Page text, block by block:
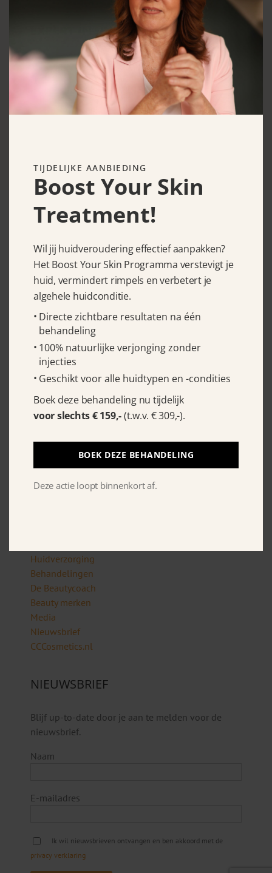
EXPERT IN HUIDVERZORGING
De Beautycoach brengt jouw natuurlijke
schoonheid naar voren door effectieve
huidverzorging en leert je hoe je er
stralend uit kunt zien.
CONTACTGEGEVENS
Levantplein 54
1019 MB Amsterdam
E-mail:info@debeautycoach.nl
Tel:06 – 29 50 10 89
KvK: 34148848
VOORWAARDEN
Privacy policy’s
Huidverzorging
Behandelingen
De Beautycoach
Beauty merken
Media
Nieuwsbrief
CCCosmetics.nl
NIEUWSBRIEF
Blijf up-to-date door je aan te melden voor de
nieuwsbrief.
Naam
E-mailadres
Ik wil nieuwsbrieven ontvangen en ben akkoord met de
privacy verklaring
TIJDELIJKE AANBIEDING
Boost Your Skin
Treatment!
Wil jij huidveroudering effectief aanpakken?
Het Boost Your Skin Programma verstevigt je
huid, vermindert rimpels en verbetert je
algehele huidconditie.
Directe zichtbare resultaten na één
behandeling
100% natuurlijke verjonging zonder
injecties
Geschikt voor alle huidtypen en -condities
Boek deze behandeling nu tijdelijk
voor slechts € 159,-(t.w.v. € 309,-).
BOEK DEZE BEHANDELING
Deze actie loopt binnenkort af.